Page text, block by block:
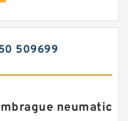
509699
neumatico?